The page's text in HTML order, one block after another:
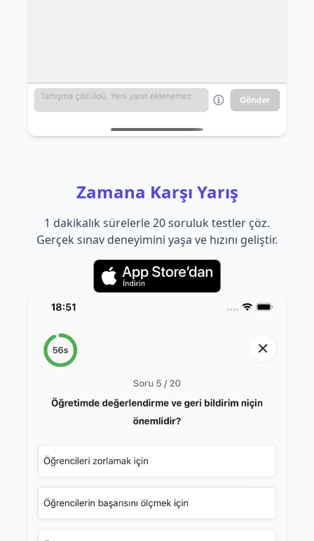
Zamana Karşı Yarış
1 dakikalık sürelerle 20 soruluk testler çöz.
Gerçek sınav deneyimini yaşa ve hızını geliştir.